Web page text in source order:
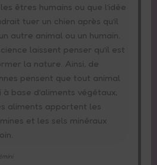
êtres humains ou que l’idée
tuer un chien après qu’il
autre animal ou un humain.
laissent penser qu’il est
la nature. Ainsi, de
pensent que tout animal
base d’aliments végétaux,
aliments apportent les
et les sels minéraux